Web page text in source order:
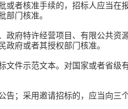
者核准手续的，招标人应当在
部门核准。
府特许经营项目、有限公共资
政府或者其授权部门核准。
示范文本。对国家或者省级
采用邀请招标的，应当向三